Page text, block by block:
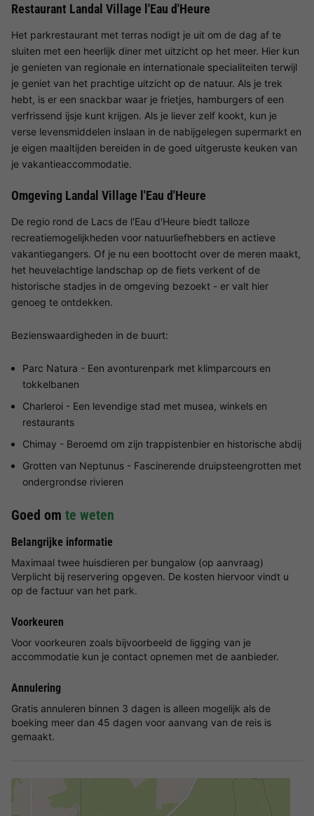
Restaurant Landal Village l'Eau d'Heure
Het parkrestaurant met terras nodigt je uit om de dag af te
sluiten met een heerlijk diner met uitzicht op het meer. Hier kun
je genieten van regionale en internationale specialiteiten terwijl
je geniet van het prachtige uitzicht op de natuur. Als je trek
hebt, is er een snackbar waar je frietjes, hamburgers of een
verfrissend ijsje kunt krijgen. Als je liever zelf kookt, kun je
verse levensmiddelen inslaan in de nabijgelegen supermarkt en
je eigen maaltijden bereiden in de goed uitgeruste keuken van
je vakantieaccommodatie.
Omgeving Landal Village l'Eau d'Heure
De regio rond de Lacs de l'Eau d'Heure biedt talloze
recreatiemogelijkheden voor natuurliefhebbers en actieve
vakantiegangers. Of je nu een boottocht over de meren maakt,
het heuvelachtige landschap op de fiets verkent of de
historische stadjes in de omgeving bezoekt - er valt hier
genoeg te ontdekken.
Bezienswaardigheden in de buurt:
Parc Natura - Een avonturenpark met klimparcours en
tokkelbanen
Charleroi - Een levendige stad met musea, winkels en
restaurants
Chimay - Beroemd om zijn trappistenbier en historische abdij
Grotten van Neptunus - Fascinerende druipsteengrotten met
ondergrondse rivieren
Goed om te weten
Belangrijke informatie
Maximaal twee huisdieren per bungalow (op aanvraag)
Verplicht bij reservering opgeven. De kosten hiervoor vindt u
op de factuur van het park.
Voorkeuren
Voor voorkeuren zoals bijvoorbeeld de ligging van je
accommodatie kun je contact opnemen met de aanbieder.
Annulering
Gratis annuleren binnen 3 dagen is alleen mogelijk als de
boeking meer dan 45 dagen voor aanvang van de reis is
gemaakt.